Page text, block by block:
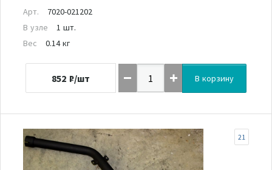
Арт.
7020-021202
В узле
1 шт.
Вес
0.14 кг
852 ₽/шт В корзину
21